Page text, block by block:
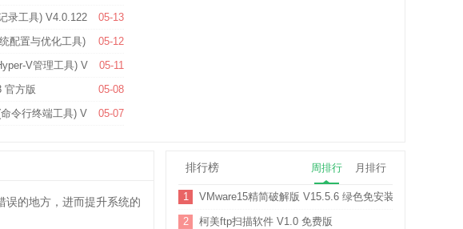
05-13
录工具) V4.0.122.0 官方版
05-12
配置与优化工具) V2026.05.11011 官方中文版
05-11
V管理工具) V1.4.2 官方版
05-08
官方版
05-07
令行终端工具) V1.25.1322.0 最新版
误的地方，进而提升系统的
排行榜 周排行 月排行
1 VMware15精简破解版 V15.5.6 绿色免安装版
2 柯美ftp扫描软件 V1.0 免费版